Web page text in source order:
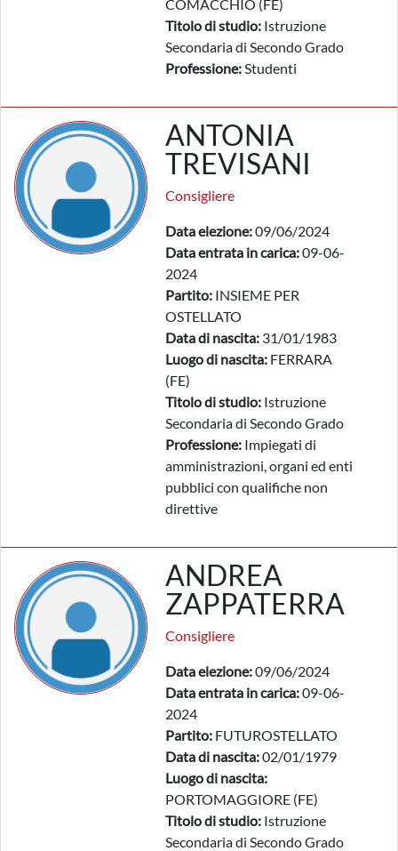
COMACCHIO (FE)
Titolo di studio: Istruzione
Secondaria di Secondo Grado
Professione:Studenti
ANTONIA
TREVISANI
Consigliere
Data elezione:09/06/2024
Data entrata in carica:09-06-
2024
Partito: INSIEME PER
OSTELLATO
Data di nascita: 31/01/1983
Luogo di nascita: FERRARA
(FE)
Titolo di studio: Istruzione
Secondaria di Secondo Grado
Professione: Impiegati di
amministrazioni, organi ed enti
pubblici con qualifiche non
direttive
ANDREA
ZAPPATERRA
Consigliere
Data elezione:09/06/2024
Data entrata in carica:09-06-
2024
Partito: FUTUROSTELLATO
Data di nascita:02/01/1979
Luogo di nascita:
PORTOMAGGIORE (FE)
Titolo di studio: Istruzione
Secondaria di Secondo Grado